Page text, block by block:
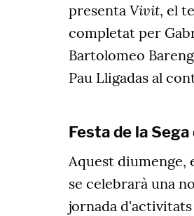
presenta Vivit, el
completat per
Bartolomeo
Pau Lligadas al
Festa de la
Aquest diumenge,
se celebrarà una
jornada